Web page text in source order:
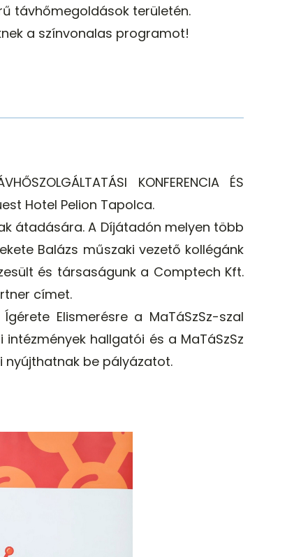
távhőmegoldások területén.
a színvonalas programot!
KONFERENCIA ÉS
Hotel Pelion Tapolca.
átadására. A Díjátadón melyen több
Balázs műszaki vezető kollégánk
és társaságunk a Comptech Kft.
címet.
Elismerésre a MaTáSzSz-szal
hallgatói és a MaTáSzSz
be pályázatot.